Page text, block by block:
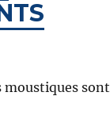
moustiques sont